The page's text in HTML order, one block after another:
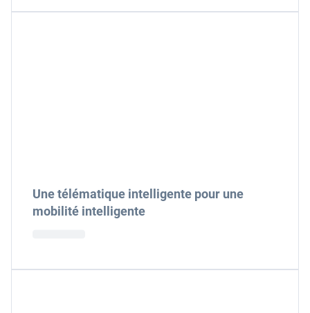
Une télématique intelligente pour une
mobilité intelligente